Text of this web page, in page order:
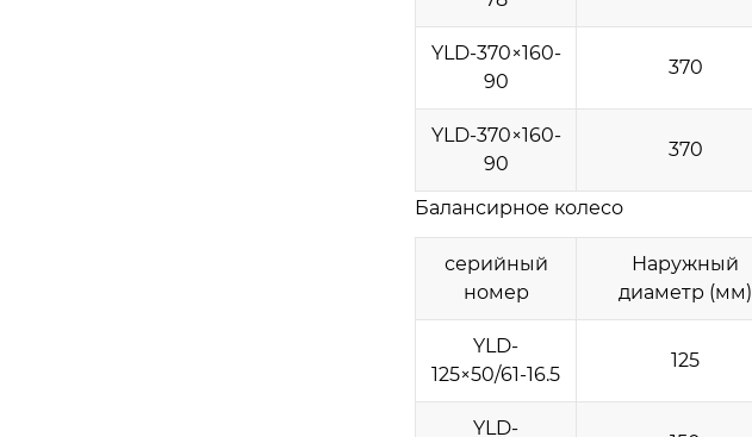
YLD-370×160-
90
370
YLD-370×160-
90
370
Балансирное колесо
серийный
номер
Наружный
диаметр (мм)
YLD-
125×50/61-16.5
125
YLD-